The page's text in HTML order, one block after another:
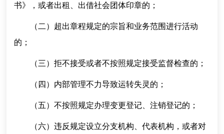
书》，或者出租、出借社会团体印章的；
（二）超出章程规定的宗旨和业务范围进行活动
的；
（三）拒不接受或者不按照规定接受监督检查的；
（四）内部管理不力导致运转失灵的；
（五）不按照规定办理变更登记、注销登记的；
（六）违反规定设立分支机构、代表机构，或者对